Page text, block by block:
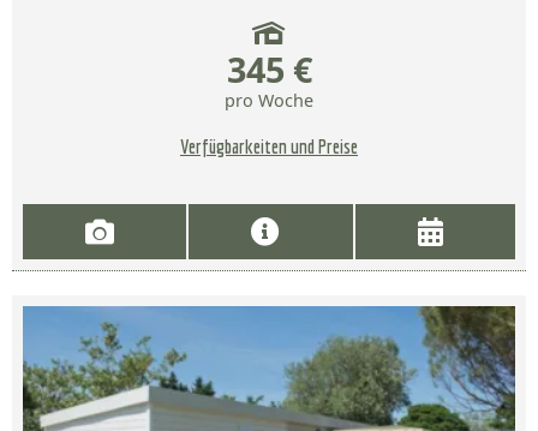
345 €
pro Woche
Verfügbarkeiten und Preise